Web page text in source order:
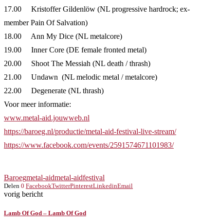
17.00 Kristoffer Gildenlöw (NL progressive hardrock; ex-
member Pain Of Salvation)
18.00 Ann My Dice (NL metalcore)
19.00 Inner Core (DE female fronted metal)
20.00 Shoot The Messiah (NL death / thrash)
21.00 Undawn (NL melodic metal / metalcore)
22.00 Degenerate (NL thrash)
Voor meer informatie:
www.metal-aid.jouwweb.nl
https://baroeg.nl/productie/metal-aid-festival-live-stream/
https://www.facebook.com/events/2591574671101983/
Baroegmetal-aidmetal-aidfestival
Delen 0 FacebookTwitterPinterestLinkedinEmail
vorig bericht
Lamb Of God – Lamb Of God